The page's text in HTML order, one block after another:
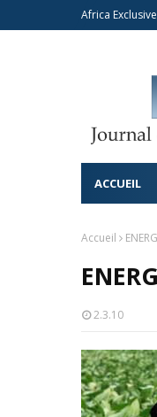
Africa Exclusive
ACCUEIL
Accueil
2.3.10